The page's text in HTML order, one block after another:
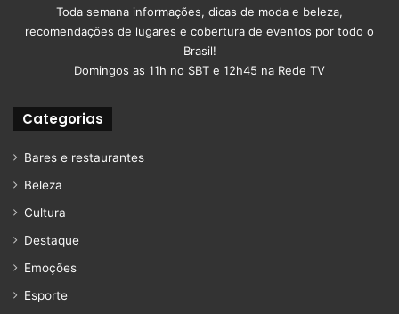
Toda semana informações, dicas de moda e beleza,
recomendações de lugares e cobertura de eventos por todo o
Brasil!
Domingos as 11h no SBT e 12h45 na Rede TV
Categorias
Bares e restaurantes
Beleza
Cultura
Destaque
Emoções
Esporte